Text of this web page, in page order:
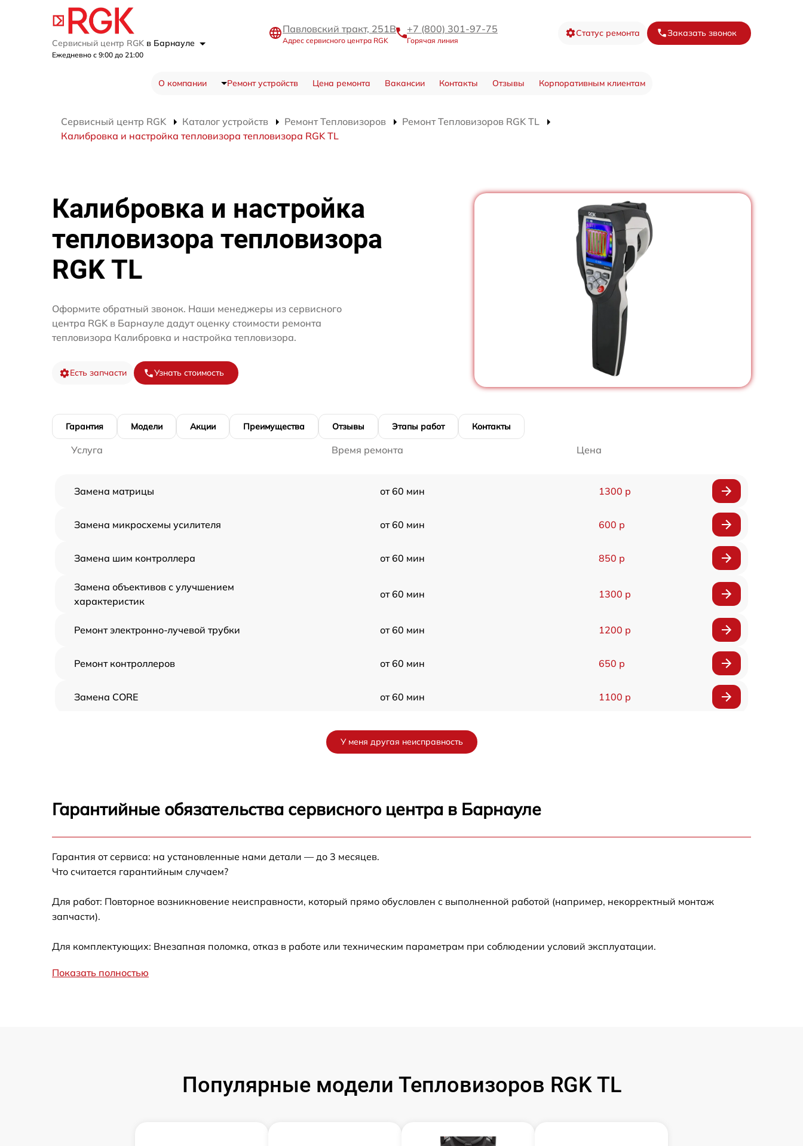
Сервисный центр RGK в Барнауле
Ежедневно с 9:00 до 21:00
Павловский тракт, 251В
Адрес сервисного центра RGK
+7 (800) 301-97-75
Горячая линия
Статус ремонта Заказать звонок
О компании Ремонт устройств Цена ремонта Вакансии Контакты Отзывы Корпоративным клиентам
Сервисный центр RGK Каталог устройств Ремонт Тепловизоров
Ремонт Тепловизоров RGK TL
Калибровка и настройка тепловизора тепловизора RGK TL
Калибровка и настройка
тепловизора тепловизора
RGK TL
Оформите обратный звонок. Наши менеджеры из сервисного
центра RGK в Барнауле дадут оценку стоимости ремонта
тепловизора Калибровка и настройка тепловизора.
Есть запчасти Узнать стоимость
Гарантия Модели Акции Преимущества Отзывы Этапы работ Контакты
Услуга Время ремонта Цена
Замена матрицы от 60 мин 1300 р
Замена микросхемы усилителя от 60 мин 600 р
Замена шим контроллера от 60 мин 850 р
Замена объективов с улучшением
характеристик
от 60 мин 1300 р
Ремонт электронно-лучевой трубки от 60 мин 1200 р
Ремонт контроллеров от 60 мин 650 р
Замена CORE от 60 мин 1100 р
от 60 мин
Ремонт встроенного дальнометра и
других устройств
Замена микросхемы логики от 60 мин 450 р
Ремонт цепи питания
У меня другая неисправность
Гарантийные обязательства сервисного центра в Барнауле
Гарантия от сервиса: на установленные нами детали — до 3 месяцев.
Что считается гарантийным случаем?
Для работ: Повторное возникновение неисправности, который прямо обусловлен с выполненной работой (например, некорректный монтаж
запчасти).
Для комплектующих: Внезапная поломка, отказ в работе или техническим параметрам при соблюдении условий эксплуатации.
Показать полностью
Популярные модели Тепловизоров RGK TL